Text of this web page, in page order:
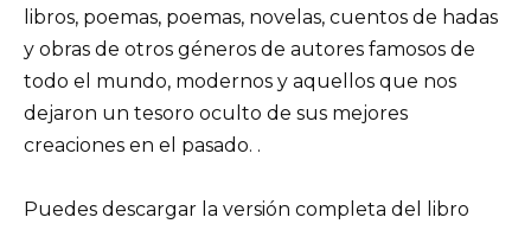
libros, poemas, poemas, novelas, cuentos de hadas
y obras de otros géneros de autores famosos de
todo el mundo, modernos y aquellos que nos
dejaron un tesoro oculto de sus mejores
creaciones en el pasado. .
Puedes descargar la versión completa del libro